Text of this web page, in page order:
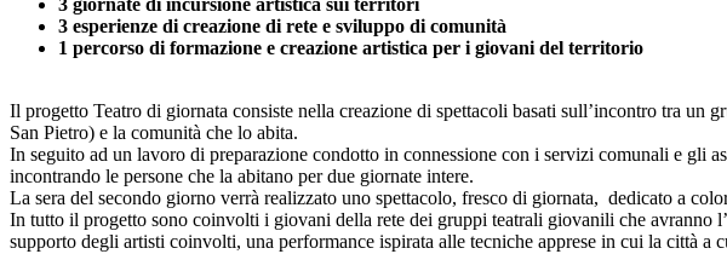
3 esperienze di creazione di rete e sviluppo di comunità
1 percorso di formazione e creazione artistica per i giovani del territorio
Il progetto Teatro di giornata consiste nella creazione di spettacoli basati sull’incontro tra
San Pietro) e la comunità che lo abita.
In seguito ad un lavoro di preparazione condotto in connessione con i servizi comunali e gli
incontrando le persone che la abitano per due giornate intere.
La sera del secondo giorno verrà realizzato uno spettacolo, fresco di giornata, dedicato a
In tutto il progetto sono coinvolti i giovani della rete dei gruppi teatrali giovanili che avranno
supporto degli artisti coinvolti, una performance ispirata alle tecniche apprese in cui la città